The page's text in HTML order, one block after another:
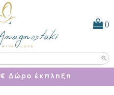
0
search
€ Δώρο έκπληξη